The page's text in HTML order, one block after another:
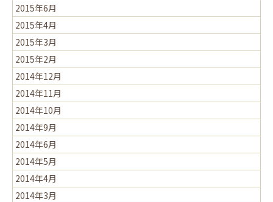
2015年6月
2015年4月
2015年3月
2015年2月
2014年12月
2014年11月
2014年10月
2014年9月
2014年6月
2014年5月
2014年4月
2014年3月